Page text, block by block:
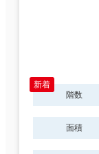
階数
面積
賃料